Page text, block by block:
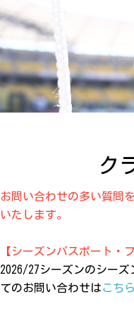
ク
お問い合わせの多い質問
いたします。
【シーズンパスポート・
2026/27シーズンのシーズ
てのお問い合わせはこちら